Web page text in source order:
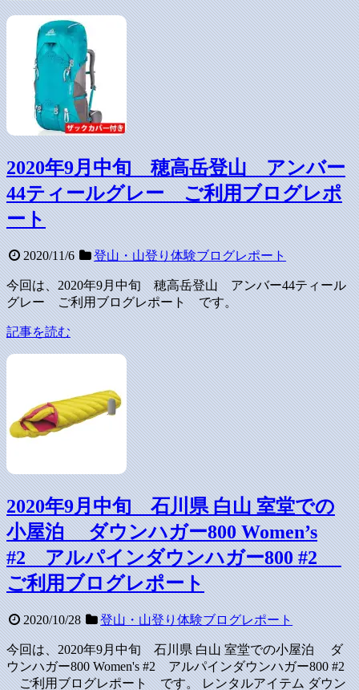
2020年9月中旬 穂高岳登山 アンバー
44ティールグレー ご利用ブログレポ
ート
2020/11/6 登山・山登り体験ブログレポート
今回は、2020年9月中旬 穂高岳登山 アンバー44ティール
グレー ご利用ブログレポート です。
記事を読む
2020年9月中旬 石川県 白山 室堂での
小屋泊 ダウンハガー800 Women’s
#2 アルパインダウンハガー800 #2
ご利用ブログレポート
2020/10/28 登山・山登り体験ブログレポート
今回は、2020年9月中旬 石川県 白山 室堂での小屋泊 ダ
ウンハガー800 Women's #2 アルパインダウンハガー800 #2
ご利用ブログレポート です。 レンタルアイテム ダウン